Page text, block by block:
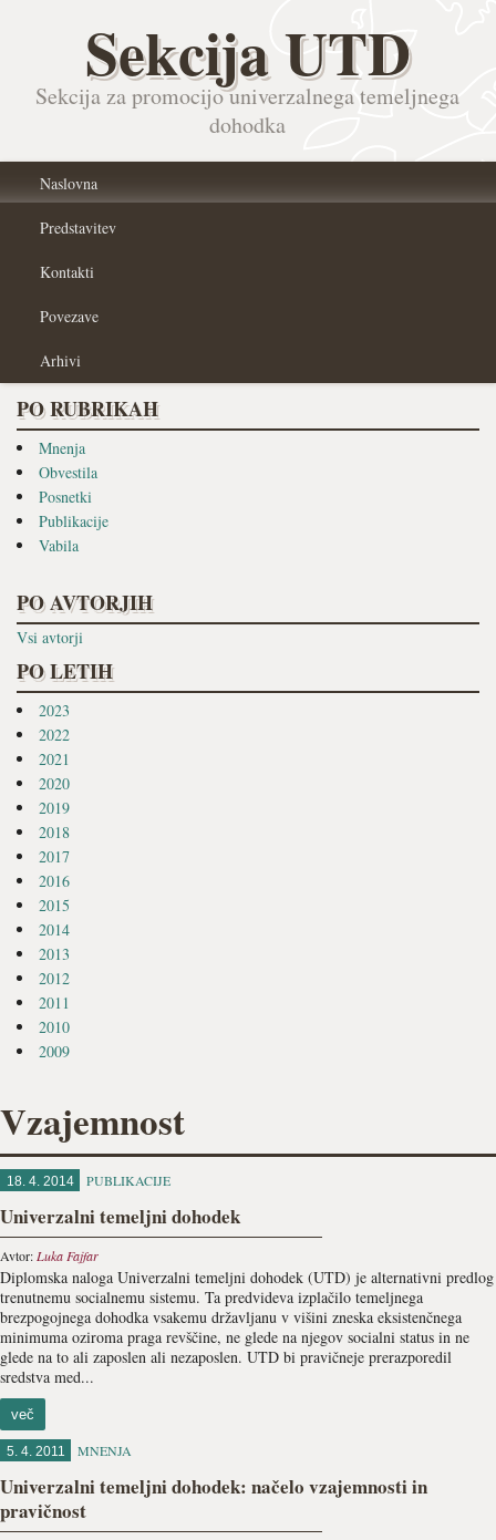
Sekcija UTD
Sekcija za promocijo univerzalnega temeljnega
dohodka
Naslovna
Predstavitev
Kontakti
Povezave
Arhivi
PO RUBRIKAH
Mnenja
Obvestila
Posnetki
Publikacije
Vabila
PO AVTORJIH
Vsi avtorji
PO LETIH
2023
2022
2021
2020
2019
2018
2017
2016
2015
2014
2013
2012
2011
2010
2009
Vzajemnost
18. 4. 2014 PUBLIKACIJE
Univerzalni temeljni dohodek
Avtor: Luka Fajfar
Diplomska naloga Univerzalni temeljni dohodek (UTD) je alternativni predlog
trenutnemu socialnemu sistemu. Ta predvideva izplačilo temeljnega
brezpogojnega dohodka vsakemu državljanu v višini zneska eksistenčnega
minimuma oziroma praga revščine, ne glede na njegov socialni status in ne
glede na to ali zaposlen ali nezaposlen. UTD bi pravičneje prerazporedil
sredstva med...
več
5. 4. 2011 MNENJA
Univerzalni temeljni dohodek: načelo vzajemnosti in
pravičnost